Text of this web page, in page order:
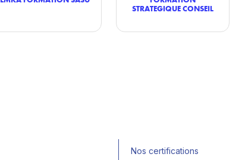
STRATEGIQUE CONSEIL
Nos certifications